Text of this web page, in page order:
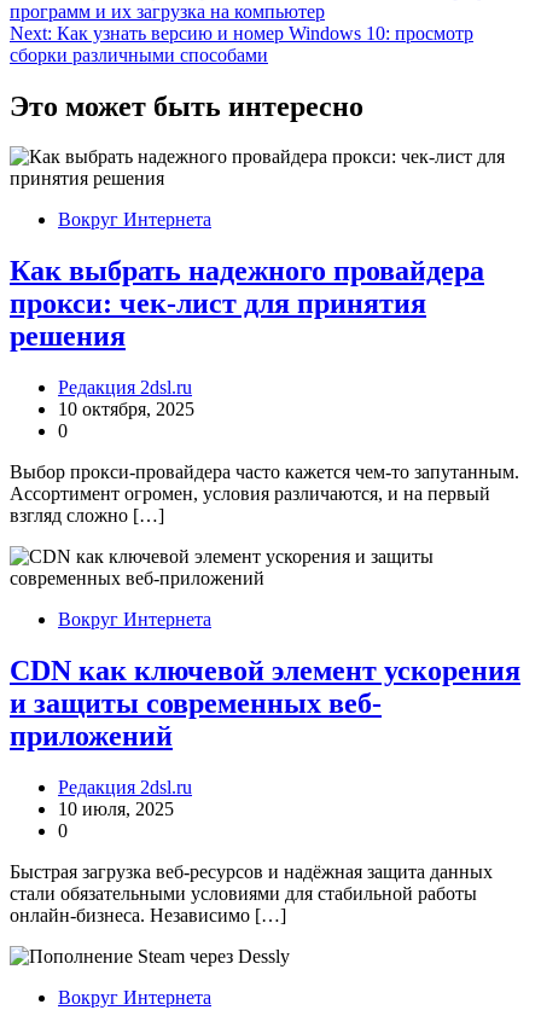
по
записям
программ и их загрузка на компьютер
Next: Как узнать версию и номер Windows 10: просмотр
сборки различными способами
Это может быть интересно
Вокруг Интернета
Как выбрать надежного провайдера
прокси: чек-лист для принятия
решения
Редакция 2dsl.ru
10 октября, 2025
0
Выбор прокси-провайдера часто кажется чем-то запутанным.
Ассортимент огромен, условия различаются, и на первый
взгляд сложно […]
Вокруг Интернета
CDN как ключевой элемент ускорения
и защиты современных веб-
приложений
Редакция 2dsl.ru
10 июля, 2025
0
Быстрая загрузка веб-ресурсов и надёжная защита данных
стали обязательными условиями для стабильной работы
онлайн-бизнеса. Независимо […]
Вокруг Интернета